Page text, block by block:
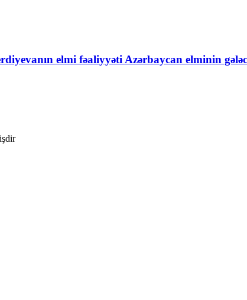
elmi fəaliyyəti Azərbaycan elminin